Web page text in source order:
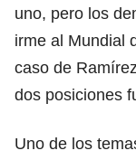
uno, pero los
irme al Mundial
caso de
dos posiciones
Uno de los